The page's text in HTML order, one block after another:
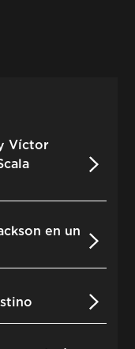
Víctor
en un